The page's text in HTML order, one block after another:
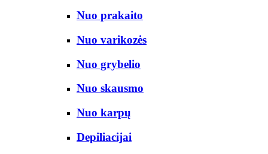
Nuo prakaito
Nuo varikozės
Nuo grybelio
Nuo skausmo
Nuo karpų
Depiliacijai